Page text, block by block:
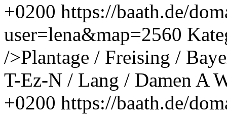
+0200 https://baath.de/
user=lena&map=2560
/>Plantage / Freising /
T-Ez-N / Lang / Damen A
+0200 https://baath.de/